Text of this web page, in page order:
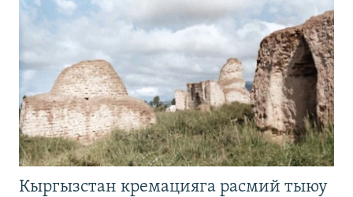
Кыргызстан кремацияга расмий тыюу